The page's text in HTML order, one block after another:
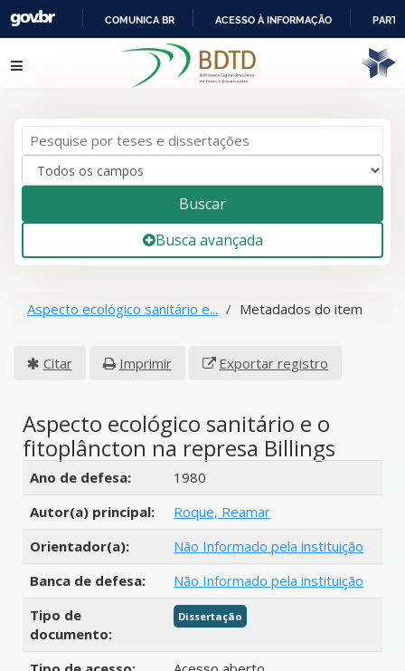
IR
PARA
COMUNICA BR ACESSO À INFORMAÇÃO
Pular para o conteúdo
Buscar
Busca avançada
Aspecto ecológico sanitário e... Metadados do item
Citar Imprimir Exportar registro
Aspecto ecológico sanitário e o
fitoplâncton na represa Billings
Detalhes bibliográficos
Ano de defesa:
1980
Autor(a) principal:
Roque, Reamar
Orientador(a):
Não Informado pela instituição
Banca de defesa:
Não Informado pela instituição
Tipo de
documento:
Dissertação